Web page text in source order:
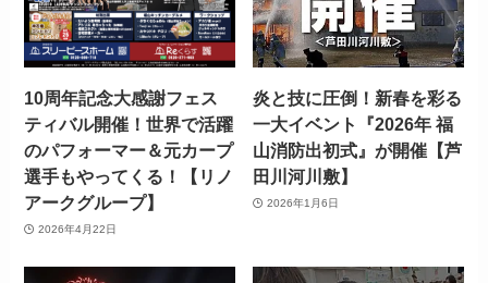
10周年記念大感謝フェス
ティバル開催！世界で活躍
のパフォーマー＆元カープ
選手もやってくる！【リノ
アークグループ】
2026年4月22日
炎と技に圧倒！新春を彩る
一大イベント『2026年 福
山消防出初式』が開催【芦
田川河川敷】
2026年1月6日